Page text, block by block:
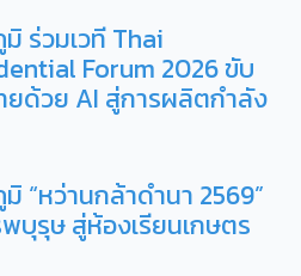
ร่วมเวที Thai
Forum 2026 ขับ
ยด้วย AI สู่การผลิตกำลัง
“หว่านกล้าดำนา 2569”
รุษ สู่ห้องเรียนเกษตร